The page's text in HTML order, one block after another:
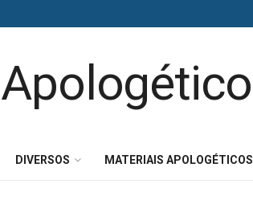
DIVERSOS MATERIAIS APOLOGÉTICOS